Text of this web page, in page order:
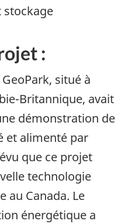
stockage
:
situé à
Britannique, avait
démonstration de
et alimenté par
que ce projet
technologie
au Canada. Le
énergétique a